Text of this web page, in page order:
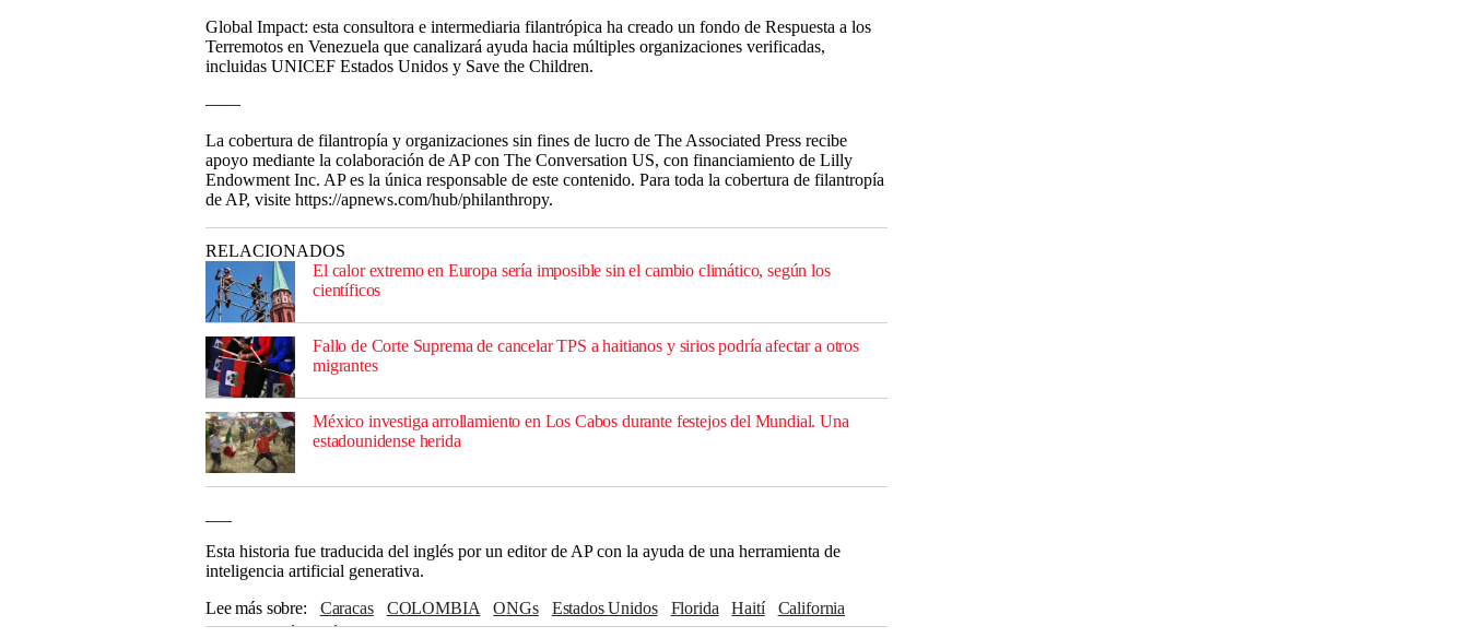
Global Impact: esta consultora e intermediaria filantrópica ha creado un fondo de Respuesta a los
Terremotos en Venezuela que canalizará ayuda hacia múltiples organizaciones verificadas,
incluidas UNICEF Estados Unidos y Save the Children.
——
La cobertura de filantropía y organizaciones sin fines de lucro de The Associated Press recibe
apoyo mediante la colaboración de AP con The Conversation US, con financiamiento de Lilly
Endowment Inc. AP es la única responsable de este contenido. Para toda la cobertura de filantropía
de AP, visite https://apnews.com/hub/philanthropy.
RELACIONADOS
El calor extremo en Europa sería imposible sin el cambio climático, según los
científicos
Fallo de Corte Suprema de cancelar TPS a haitianos y sirios podría afectar a otros
migrantes
México investiga arrollamiento en Los Cabos durante festejos del Mundial. Una
estadounidense herida
Esta historia fue traducida del inglés por un editor de AP con la ayuda de una herramienta de
inteligencia artificial generativa.
Lee más sobre
Caracas COLOMBIA ONGs Estados Unidos Florida Haití
California
Siria
Turquía México Costa Rica Argentina The Associated Press